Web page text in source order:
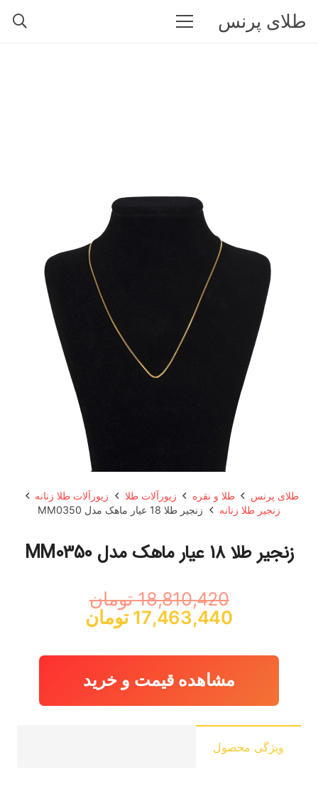
طلای پرنس
طلای پرنس طلا و نقره زیورآلات طلا
زیورآلات طلا زنانه
زنجیر طلا زنانه
زنجیر طلا 18 عیار ماهک مدل MM0350
زنجیر طلا 18 عیار ماهک مدل MM0350
18,810,420 تومان
قیمت
اصلی:
18,810,420 تومان
بود.
17,463,440 تومان
17,463,440
مشاهده قیمت و خرید
ویژگی محصول